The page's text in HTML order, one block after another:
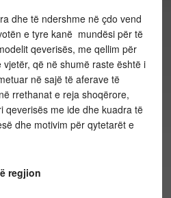
dhe të ndershme në çdo vend
e tyre kanë mundësi për të
qeverisës, me qellim për
që në shumë raste është i
në sajë të aferave të
rrethanat e reja shoqërore,
qeverisës me ide dhe kuadra të
dhe motivim për qytetarët e
regjion